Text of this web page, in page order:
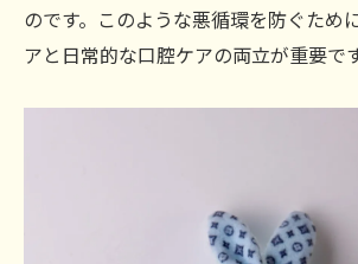
のです。このような悪循環を防ぐため
アと日常的な口腔ケアの両立が重要です